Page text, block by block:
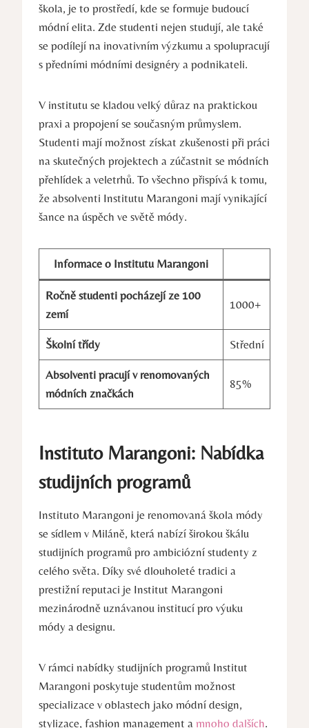
škola, je to prostředí,⁢ kde se formuje budoucí
⁢módní elita. Zde studenti nejen‍ studují, ⁣ale ​také
‌se podílejí na‌ inovativním výzkumu a spolupracují⁣
s předními módními designéry ‌a podnikateli.
V institutu se⁢ kladou velký důraz na praktickou
praxi ⁢a propojení se současným průmyslem.‍
Studenti mají možnost získat zkušenosti při práci
na skutečných projektech a‍ zúčastnit se módních
‌přehlídek a veletrhů. To všechno přispívá ‍k tomu,
⁢že absolventi Institutu Marangoni mají vynikající
šance ⁤na‌ úspěch⁣ ve⁤ světě módy.
Informace o ⁤Institutu Marangoni
Ročně⁢ studenti⁤ pocházejí ze 100
zemí
1000+
Školní třídy Střední
Absolventi ⁢pracují v​ renomovaných
módních značkách
85%
Instituto Marangoni: Nabídka
studijních programů
Instituto Marangoni je renomovaná škola​ módy
se sídlem ​v Miláně, která nabízí širokou škálu
studijních programů pro ambiciózní ​studenty ‌z
celého světa. Díky ‍své dlouholeté tradici a
prestižní reputaci je Institut Marangoni
mezinárodně uznávanou institucí pro výuku
módy a designu.
V rámci nabídky studijních ⁢programů Institut
Marangoni poskytuje studentům možnost
specializace v ​oblastech jako módní design,
stylizace, fashion management a mnoho dalších.